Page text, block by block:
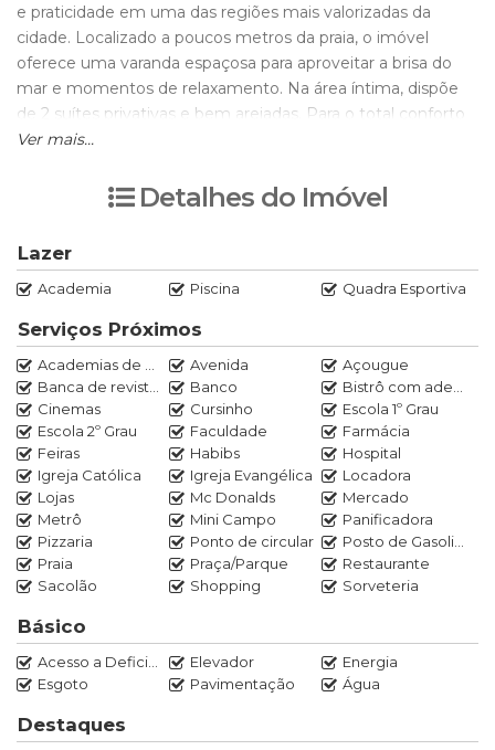
e praticidade em uma das regiões mais valorizadas da
cidade. Localizado a poucos metros da praia, o imóvel
oferece uma varanda espaçosa para aproveitar a brisa do
mar e momentos de relaxamento. Na área íntima, dispõe
de 2 suítes privativas e bem arejadas. Para o total conforto
da sua família, o apartamento conta com 3 vagas de
perfeita para os dias de lazer e descanso sem precisar sair
Agende uma visita conosco.
Marcos Rocha
21 97020-0520
Ver mais...
Detalhes do Imóvel
Lazer
Academia Piscina Quadra Esportiva
Serviços Próximos
Academias de ginástica Avenida
Açougue
Banca de revistas
Banco
Bistrô com adega
Cinemas
Cursinho
Escola 1º Grau
Escola 2º Grau
Faculdade
Farmácia
Feiras
Habibs
Hospital
Igreja Católica
Igreja Evangélica
Locadora
Lojas
Mc Donalds
Mercado
Metrô
Mini Campo
Panificadora
Pizzaria
Ponto de circular
Posto de Gasolina
Praia
Praça/Parque
Restaurante
Sacolão
Shopping Sorveteria
Básico
Acesso a Deficientes Elevador
Energia
Esgoto
Pavimentação Água
Destaques